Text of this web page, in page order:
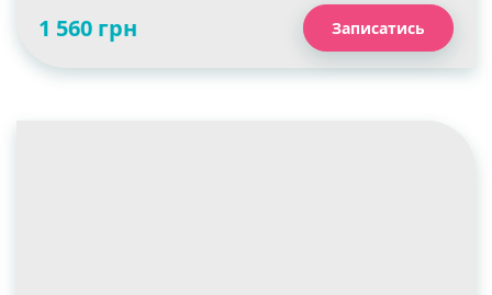
1 560 грн Записатись